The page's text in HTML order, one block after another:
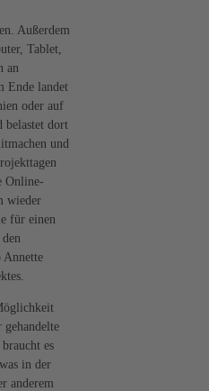
Außerdem
Tablet,
an
Ende landet
oder auf
belastet dort
und
Online-
wieder
für einen
Annette
gehandelte
es
in der
anderem